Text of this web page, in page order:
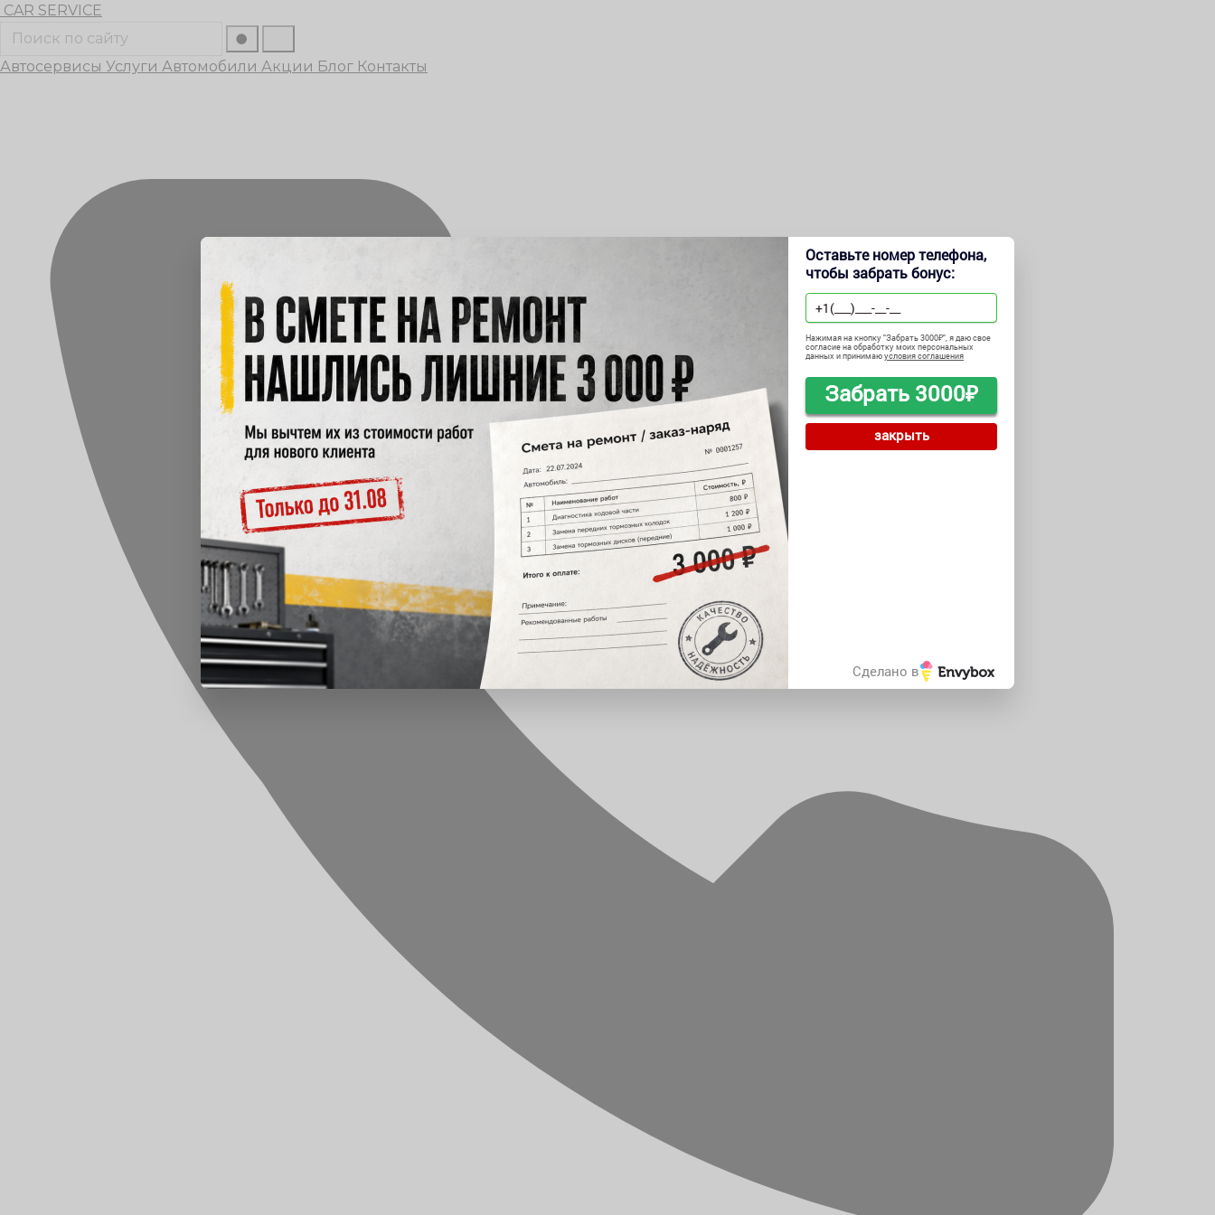
Перейти
CAR SERVICE
Поиск
Автосервисы Услуги Автомобили Акции Блог Контакты
Оставьте номер телефона,
чтобы забрать бонус:
Нажимая на кнопку "Забрать 3000₽", я даю свое
согласие на обработку моих персональных
данных и принимаюусловия соглашения
Забрать 3000₽
закрыть
Сделано в